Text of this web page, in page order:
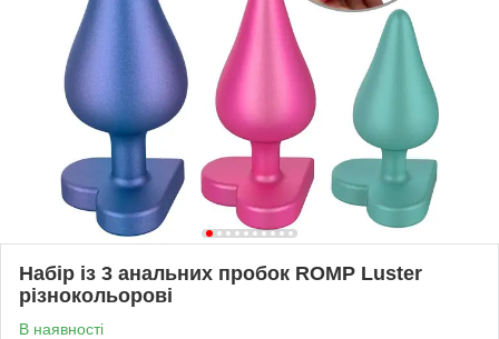
Набір із 3 анальних пробок ROMP Luster
різнокольорові
В наявності